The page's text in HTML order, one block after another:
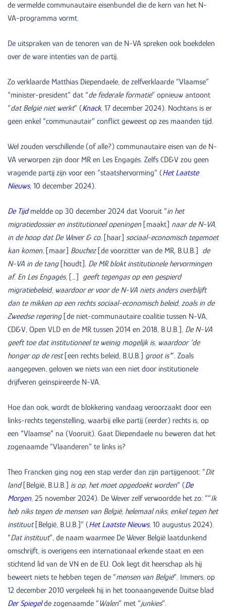
de vermelde communautaire eisenbundel die de kern van het N-
VA-programma vormt.
De uitspraken van de tenoren van de N-VA spreken ook boekdelen
over de ware intenties van de partij.
Zo verklaarde Matthias Diependaele, de zelfverklaarde “Vlaamse”
“minister-president” dat “de federale formatie” opnieuw antoont
“dat België niet werkt” (Knack, 17 december 2024). Nochtans is er
geen enkel “communautair” conflict geweest op zes maanden tijd.
Wel zouden verschillende (of alle?) communautaire eisen van de N-
VA verworpen zijn door MR en Les Engagés. Zelfs CD&V zou geen
vragende partij zijn voor een “staatshervorming” (Het Laatste
Nieuws, 10 december 2024).
De Tijdmeldde op 30 december 2024 dat Vooruit “in het
migratiedossier en institutioneel openingen [maakt] naar de N-VA,
in de hoop dat De Wever & co. [haar] sociaal-economisch tegemoet
kan komen, [maar] Bouchez[de voorzitter van de MR, B.U.B.] de
N-VA in de tang [houdt]. De MR blokt institutionele hervormingen
af. En Les Engagés, […]
geeft tegengas op een gespierd
migratiebeleid, waardoor er voor de N-VA niets anders overblijft
dan te mikken op een rechts sociaal-economisch beleid, zoals in de
Zweedse regering[de niet-communautaire coalitie tussen N-VA,
CD&V, Open VLD en de MR tussen 2014 en 2018, B.U.B.]. De N-VA
geeft toe dat institutioneel te weinig mogelijk is, waardoor ‘de
honger op de rest [een rechts beleid, B.U.B.] groot is’”. Zoals
aangegeven, geloven we niets van een niet door institutionele
drijfveren geïnspireerde N-VA.
Hoe dan ook, wordt de blokkering vandaag veroorzaakt door een
links-rechts tegenstelling, waarbij elke partij (eerder) rechts is, op
een “Vlaamse” na (Vooruit). Gaat Diependaele nu beweren dat het
zogenaamde “Vlaanderen” te links is?
Theo Francken ging nog een stap verder dan zijn partijgenoot: “Dit
land[België, B.U.B.] is op, het moet opgedoekt worden” (De
Morgen, 25 november 2024). De Wever zelf verwoordde het zo: ““Ik
heb niks tegen de mensen van België, helemaal niks, enkel tegen het
instituut [België, B.U.B.]” (Het Laatste Nieuws, 10 augustus 2024).
“Dat instituut”, de naam waarmee De Wever België laatdunkend
omschrijft, is overigens een internationaal erkende staat en een
stichtend lid van de VN en de EU. Ook liegt dit heerschap als hij
beweert niets te hebben tegen de “mensen van België“. Immers, op
12 december 2010 vergeleek hij in het toonaangevende Duitse blad
Der Spiegel de zogenaamde “ Walen” met “junkies”.